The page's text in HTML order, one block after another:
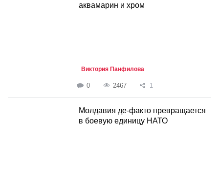
аквамарин и хром
Виктория Панфилова
0 2467 1
Молдавия де-факто превращается
в боевую единицу НАТО